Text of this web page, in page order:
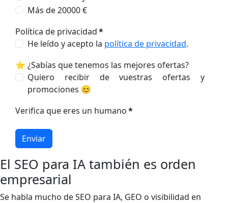
Más de 20000 €
Política de privacidad*
He leído y acepto la política de privacidad.
⭐ ¿Sabías que tenemos las mejores ofertas?
Quiero recibir de vuestras ofertas y
promociones 😊
Verifica que eres un humano*
Enviar
El SEO para IA también es orden
empresarial
Se habla mucho de SEO para IA, GEO o visibilidad en